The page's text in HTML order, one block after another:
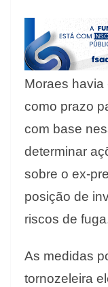
Moraes havia
como prazo
com base
determinar
sobre o ex-
posição de
riscos de
As medidas
tornozeleira